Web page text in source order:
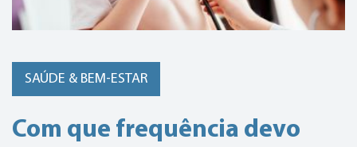
SAÚDE & BEM-ESTAR
Com que frequência devo